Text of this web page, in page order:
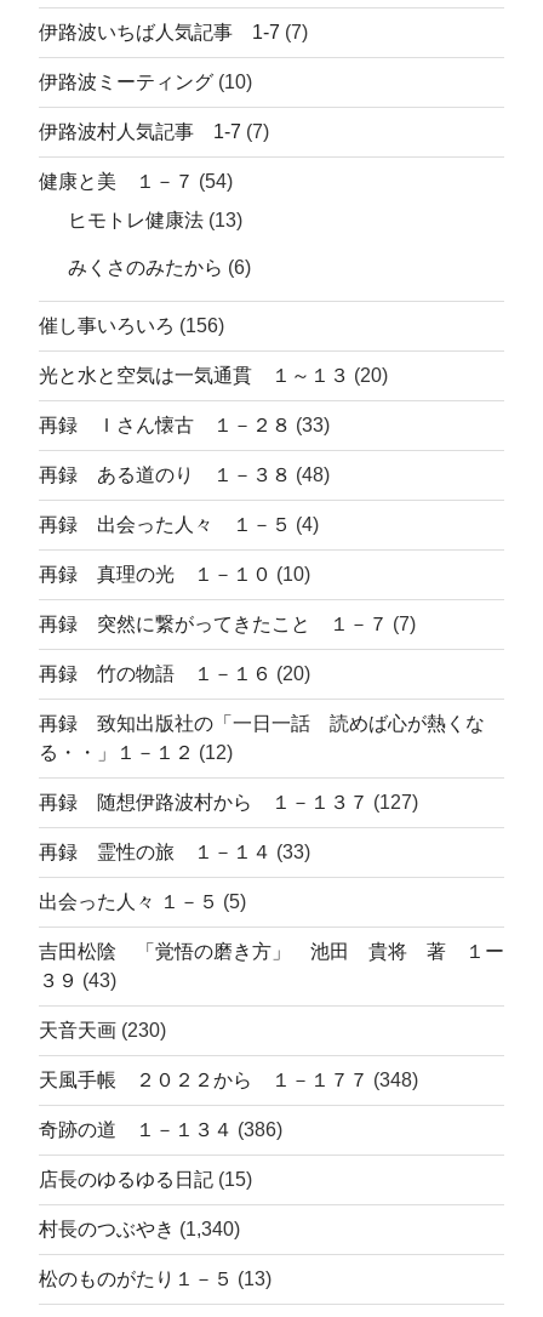
伊路波いちば人気記事 1-7 (7)
伊路波ミーティング (10)
伊路波村人気記事 1-7 (7)
健康と美 １－７ (54)
ヒモトレ健康法 (13)
みくさのみたから (6)
催し事いろいろ (156)
光と水と空気は一気通貫 １～１３ (20)
再録 Ｉさん懐古 １－２８ (33)
再録 ある道のり １－３８ (48)
再録 出会った人々 １－５ (4)
再録 真理の光 １－１０ (10)
再録 突然に繋がってきたこと １－７ (7)
再録 竹の物語 １－１６ (20)
再録 致知出版社の「一日一話 読めば心が熱くな
る・・」１－１２ (12)
再録 随想伊路波村から １－１３７ (127)
再録 霊性の旅 １－１４ (33)
出会った人々 １－５ (5)
吉田松陰 「覚悟の磨き方」 池田 貴将 著 １ー
３９ (43)
天音天画 (230)
天風手帳 ２０２２から １－１７７ (348)
奇跡の道 １－１３４ (386)
店長のゆるゆる日記 (15)
村長のつぶやき (1,340)
松のものがたり１－５ (13)